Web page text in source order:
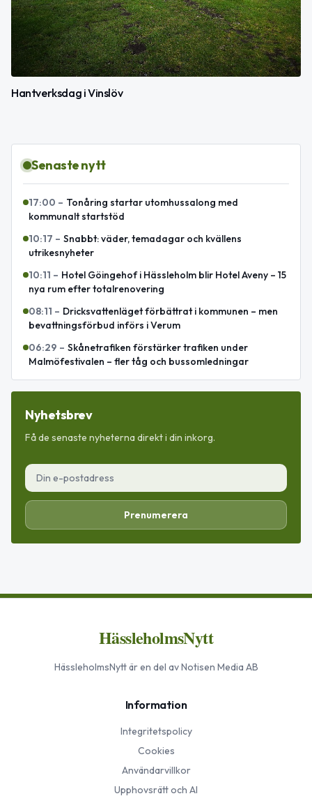
Hantverksdag i Vinslöv
Senaste nytt
17:00 – Tonåring startar utomhussalong med
kommunalt startstöd
10:17 – Snabbt: väder, temadagar och kvällens
utrikesnyheter
10:11 – Hotel Göingehof i Hässleholm blir Hotel Aveny – 15
nya rum efter totalrenovering
08:11 – Dricksvattenläget förbättrat i kommunen – men
bevattningsförbud införs i Verum
06:29 – Skånetrafiken förstärker trafiken under
Malmöfestivalen – fler tåg och bussomledningar
Nyhetsbrev
Få de senaste nyheterna direkt i din inkorg.
Prenumerera
HässleholmsNytt
HässleholmsNyttär en del av Notisen Media AB
Information
Integritetspolicy
Cookies
Användarvillkor
Upphovsrätt och AI